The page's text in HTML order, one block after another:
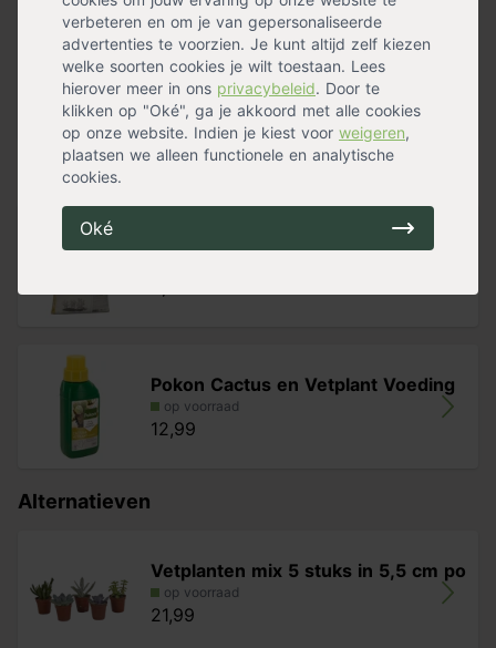
verbeteren en om je van gepersonaliseerde
advertenties te voorzien. Je kunt altijd zelf kiezen
welke soorten cookies je wilt toestaan. Lees
hierover meer in ons privacybeleid. Door te
klikken op "Oké", ga je akkoord met alle cookies
op onze website. Indien je kiest voor weigeren,
plaatsen we alleen functionele en analytische
cookies.
Oké
per maand water geven voldoende. Zorg ervoor dat de
grond tussen de waterbeurten goed is uitgedroogd.
Tijdens het groeiseizoen raden wij aan de vetplant
regelmatig
Pokon Cactus en Vetplant Voeding
De vetplant staat graag op eenlichte plaats
of in de
Diameter
5,5 cm
Onderhoud
Eenvoudig
Standplaats
Halfschaduw ,Zon
Waterbehoefte
Weinig
Stekels
Nee
Meer specificaties »
Handig voor erbij
Pokon Cactus en Vetplant Voeding
op voorraad
12,99
Alternatieven
Vetplanten mix 5 stuks in 5,5 cm po
op voorraad
21,99